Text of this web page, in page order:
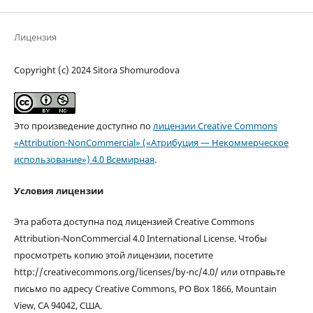
Лицензия
Copyright (c) 2024 Sitora Shomurodova
Это произведение доступно полицензии Creative Commons
«Attribution-NonCommercial» («Атрибуция — Некоммерческое
использование») 4.0 Всемирная.
Условия лицензии
Эта работа доступна под лицензией Creative Commons
Attribution-NonCommercial 4.0 International License. Чтобы
просмотреть копию этой лицензии, посетите
http://creativecommons.org/licenses/by-nc/4.0/ или отправьте
письмо по адресу Creative Commons, PO Box 1866, Mountain
View, CA 94042, США.